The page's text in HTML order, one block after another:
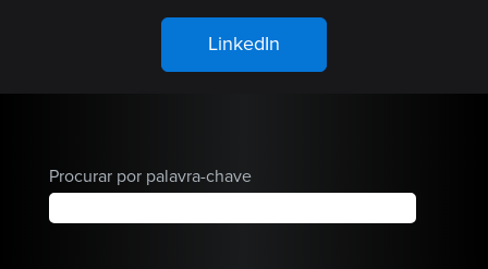
LinkedIn
Procurar por palavra-chave